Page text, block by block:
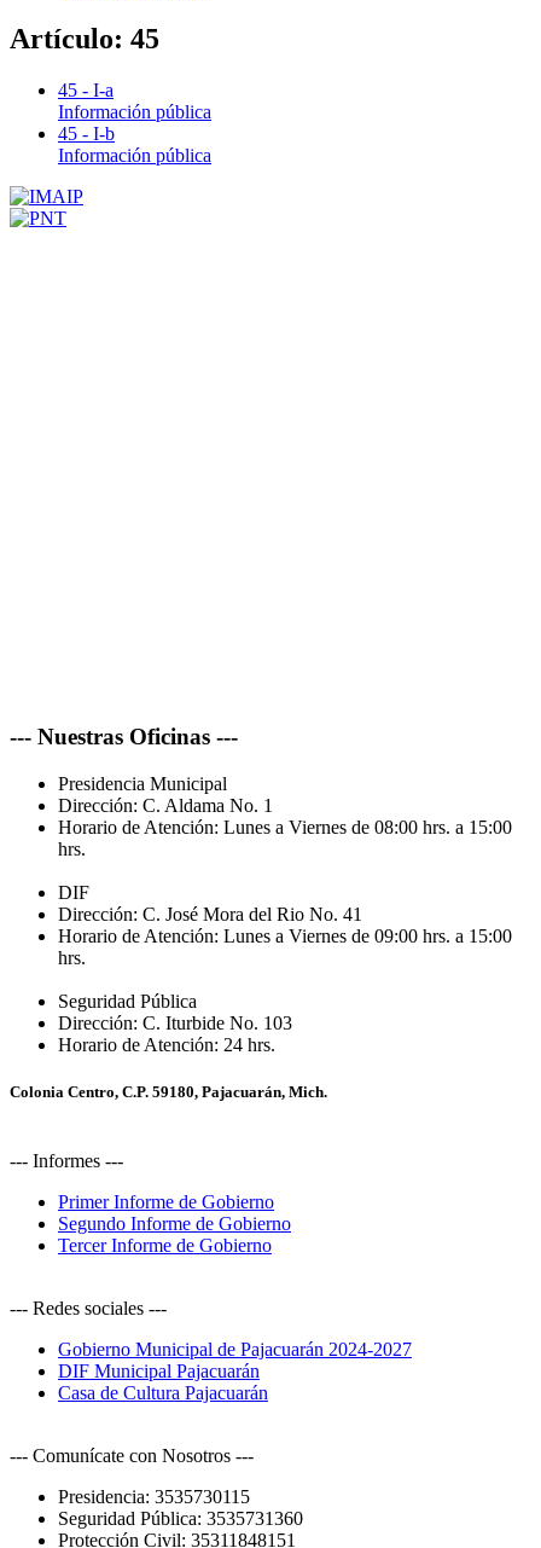
Artículo: 45
45 - I-a
Información pública
45 - I-b
Información pública
--- Nuestras Oficinas ---
Presidencia Municipal
Dirección: C. Aldama No. 1
Horario de Atención: Lunes a Viernes de 08:00 hrs. a 15:00
hrs.
DIF
Dirección: C. José Mora del Rio No. 41
Horario de Atención: Lunes a Viernes de 09:00 hrs. a 15:00
hrs.
Seguridad Pública
Dirección: C. Iturbide No. 103
Horario de Atención: 24 hrs.
Colonia Centro, C.P. 59180, Pajacuarán, Mich.
--- Informes ---
Primer Informe de Gobierno
Segundo Informe de Gobierno
Tercer Informe de Gobierno
--- Redes sociales ---
Gobierno Municipal de Pajacuarán 2024-2027
DIF Municipal Pajacuarán
Casa de Cultura Pajacuarán
--- Comunícate con Nosotros ---
Presidencia: 3535730115
Seguridad Pública: 3535731360
Protección Civil: 35311848151